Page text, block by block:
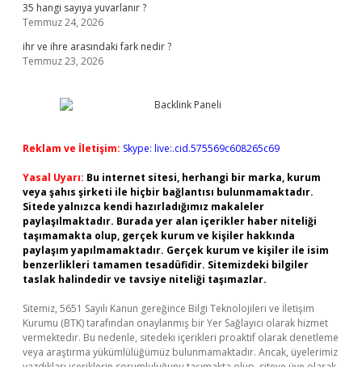
35 hangi sayıya yuvarlanır ?
Temmuz 24, 2026
ihr ve ihre arasındaki fark nedir ?
Temmuz 23, 2026
Reklam ve İletişim: Skype: live:.cid.575569c608265c69
Yasal Uyarı: Bu internet sitesi, herhangi bir marka, kurum
veya şahıs şirketi ile hiçbir bağlantısı bulunmamaktadır.
Sitede yalnızca kendi hazırladığımız makaleler
paylaşılmaktadır. Burada yer alan içerikler haber niteliği
taşımamakta olup, gerçek kurum ve kişiler hakkında
paylaşım yapılmamaktadır. Gerçek kurum ve kişiler ile isim
benzerlikleri tamamen tesadüfidir. Sitemizdeki bilgiler
taslak halindedir ve tavsiye niteliği taşımazlar.
Sitemiz, 5651 Sayılı Kanun gereğince Bilgi Teknolojileri ve İletişim
Kurumu (BTK) tarafından onaylanmış bir Yer Sağlayıcı olarak hizmet
vermektedir. Bu nedenle, sitedeki içerikleri proaktif olarak denetleme
veya araştırma yükümlülüğümüz bulunmamaktadır. Ancak, üyelerimiz